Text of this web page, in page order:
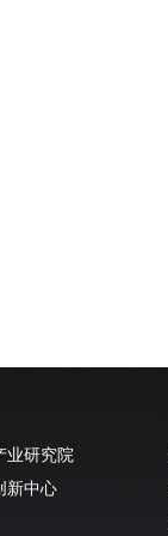
业研究院
新中心